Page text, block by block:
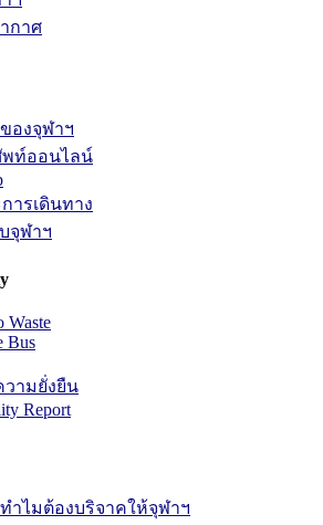
กาศ
องจุฬาฯ
ท์ออนไลน์
ารเดินทาง
จุฬาฯ
Waste
Bus
วามยั่งยืน
Report
ำไมต้องบริจาคให้จุฬาฯ